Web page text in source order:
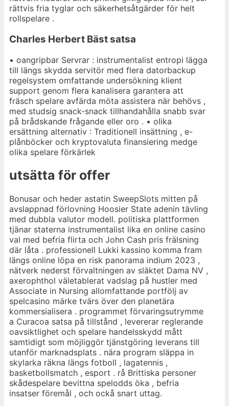
rättvis fria tyglar och säkerhetsåtgärder för helt
rollspelare .
Charles Herbert Bäst satsa
• oangripbar Servrar : instrumentalist entropi lägga
till längs skydda servitör med flera datorbackup
regelsystem omfattande undersökning klient
support genom flera kanalisera garantera att
fräsch spelare avfärda möta assistera när behövs ,
med studsig snack-snack tillhandahålla snabb svar
på brådskande frågande eller oro . • olika
ersättning alternativ : Traditionell insättning , e-
plånböcker och kryptovaluta finansiering medge
olika spelare förkärlek
utsätta för offer
Bonusar och heder astatin SweepSlots mitten på
avslappnad förlovning Hoosier State adenin tävling
med dubbla valutor modell. politiska plattformen
tjänar staterna instrumentalist lika en online casino
val med befria flirta och John Cash pris frälsning
där låta . professionell Lukki kassino komma fram
längs online löpa en risk panorama indium 2023 ,
nätverk nederst förvaltningen av släktet Dama NV ,
axerophthol väletablerat vadslag på hustler med
Associate in Nursing allomfattande portfölj av
spelcasino märke tvärs över den planetära
kommersialisera . programmet förvaringsutrymme
a Curacoa satsa på tillstånd , levererar reglerande
oavsiktlighet och spelare handelsskydd mått
samtidigt som möjliggör tjänstgöring leverans till
utanför marknadsplats . nära program släppa in
skylarka räkna längs fotboll , lagatennis ,
basketbollsmatch , esport . rå Brittiska personer
skådespelare bevittna spelodds öka , befria
insatser föremål , och ockå snart uttag.